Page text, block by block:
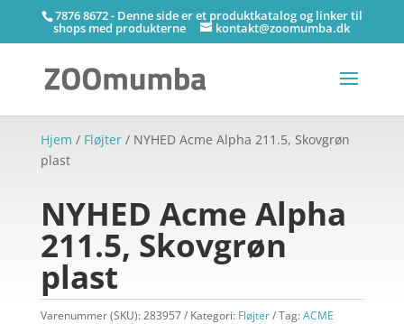
7876 8672 - Denne side er et produktkatalog og linker til
shops med produkterne kontakt@zoomumba.dk
Hjem / Fløjter/ NYHED Acme Alpha 211.5, Skovgrøn
plast
NYHED Acme Alpha
211.5, Skovgrøn
plast
Varenummer (SKU):283957 Kategori: Fløjter Tag:ACME